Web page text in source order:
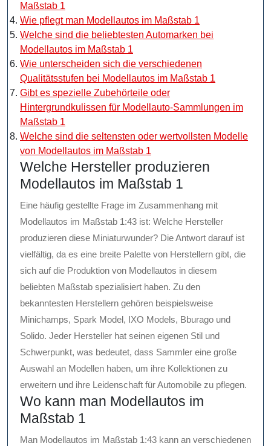
Maßstab 1
Wie pflegt man Modellautos im Maßstab 1
Welche sind die beliebtesten Automarken bei
Modellautos im Maßstab 1
Wie unterscheiden sich die verschiedenen
Qualitätsstufen bei Modellautos im Maßstab 1
Gibt es spezielle Zubehörteile oder
Hintergrundkulissen für Modellauto-Sammlungen im
Maßstab 1
Welche sind die seltensten oder wertvollsten Modelle
von Modellautos im Maßstab 1
Welche Hersteller produzieren
Modellautos im Maßstab 1
Eine häufig gestellte Frage im Zusammenhang mit
Modellautos im Maßstab 1:43 ist: Welche Hersteller
produzieren diese Miniaturwunder? Die Antwort darauf ist
vielfältig, da es eine breite Palette von Herstellern gibt, die
sich auf die Produktion von Modellautos in diesem
beliebten Maßstab spezialisiert haben. Zu den
bekanntesten Herstellern gehören beispielsweise
Minichamps, Spark Model, IXO Models, Bburago und
Solido. Jeder Hersteller hat seinen eigenen Stil und
Schwerpunkt, was bedeutet, dass Sammler eine große
Auswahl an Modellen haben, um ihre Kollektionen zu
erweitern und ihre Leidenschaft für Automobile zu pflegen.
Wo kann man Modellautos im
Maßstab 1
Man Modellautos im Maßstab 1:43 kann an verschiedenen